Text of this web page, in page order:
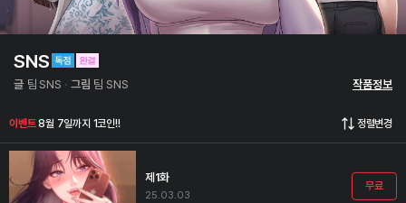
SNS
글 팀 SNS 그림 팀 SNS 작품정보
이벤트 8월 7일까지 1코인!! 정렬변경
제1화
25.03.03
무료